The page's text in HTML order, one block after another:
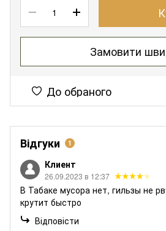
Замовити
До обраного
Відгуки 1
Клиент
26.09.2023 в 12:37
В Табаке мусора нет, гильзы не
крутит быстро
Відповісти